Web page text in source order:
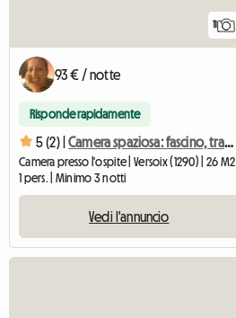
11
93 € / notte
Risponde rapidamente
5 (2) | Camera spaziosa: fascino, tranquillità, vicinanza al TPG/CFF
Camera presso l'ospite | Versoix (1290) | 26 M2
1 pers. | Minimo 3 notti
Vedi l'annuncio